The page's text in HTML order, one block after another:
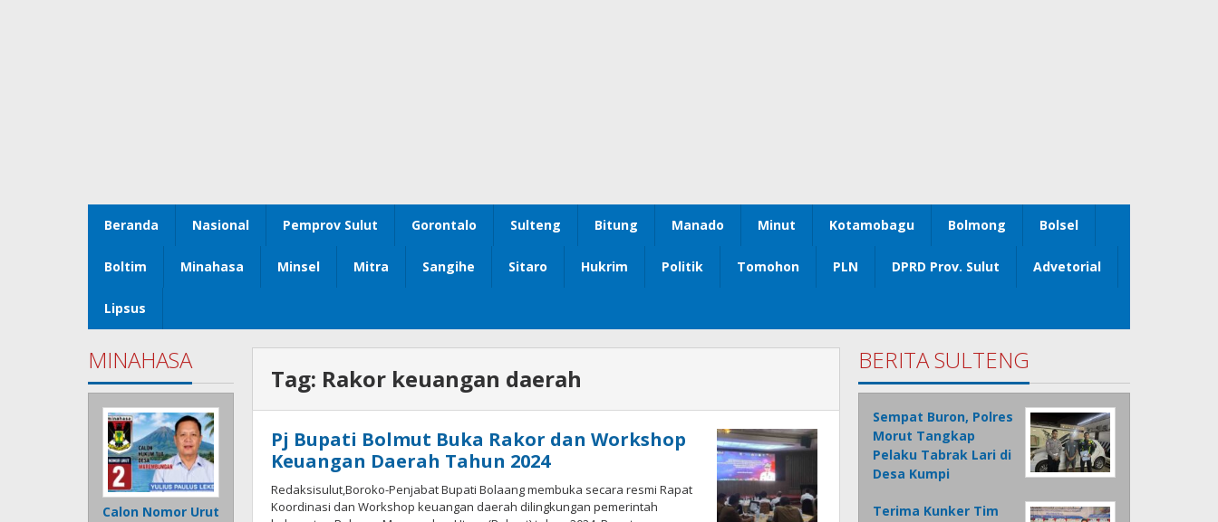
Beranda Nasional Pemprov Sulut Gorontalo Sulteng Bitung Manado Minut Kotamobagu Bolmong Bolsel
Boltim Minahasa Minsel Mitra Sangihe Sitaro Hukrim Politik Tomohon PLN DPRD Prov. Sulut Advetorial
Lipsus
MINAHASA
Calon Nomor Urut
Tag: Rakor keuangan daerah
Pj Bupati Bolmut Buka Rakor dan Workshop
Keuangan Daerah Tahun 2024
Redaksisulut,Boroko-Penjabat Bupati Bolaang membuka secara resmi Rapat
Koordinasi dan Workshop keuangan daerah dilingkungan pemerintah
BERITA SULTENG
Sempat Buron, Polres
Morut Tangkap
Pelaku Tabrak Lari di
Desa Kumpi
Terima Kunker Tim